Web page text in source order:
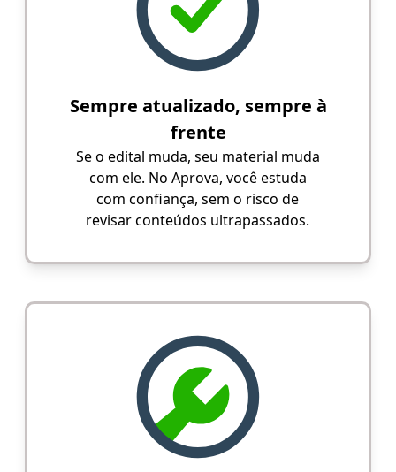
Sempre atualizado, sempre à
frente
Se o edital muda, seu material muda
com ele. No Aprova, você estuda
com confiança, sem o risco de
revisar conteúdos ultrapassados.